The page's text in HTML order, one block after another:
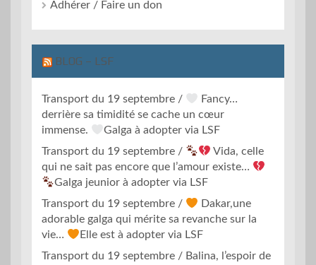
Adhérer / Faire un don
BLOG – LSF
Transport du 19 septembre /
Fancy…
derrière sa timidité se cache un cœur
immense.
Galga à adopter via LSF
Transport du 19 septembre /
Vida, celle
qui ne sait pas encore que l’amour existe…
Galga jeunior à adopter via LSF
Transport du 19 septembre /
Dakar,une
adorable galga qui mérite sa revanche sur la
vie…
Elle est à adopter via LSF
Transport du 19 septembre / Balina, l’espoir de